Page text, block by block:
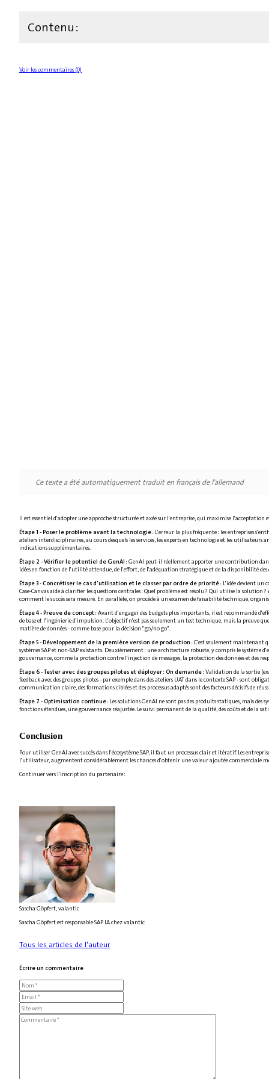
Contenu :
Voir les commentaires (0)
Ce texte a été automatiquement traduit en français de l'allemand
Il est essentiel d'adopter une approche structurée et axée sur l'entreprise, qui maximise l'acceptation
Étape 1 - Poser le problème avant la technologie : L'erreur la plus fréquente : les entreprises
ateliers interdisciplinaires, au cours desquels les services, les experts en technologie et les utilisateurs
indications supplémentaires.
Étape 2 - Vérifier le potentiel de GenAI :GenAI peut-il réellement apporter une contribution
idées en fonction de l'utilité attendue, de l'effort, de l'adéquation stratégique et de la disponibilité des
Étape 3 - Concrétiser le cas d'utilisation et le classer par ordre de priorité : L'idée devient un
Case-Canvas aide à clarifier les questions centrales : Quel problème est résolu ? Qui utilise la
comment le succès sera mesuré. En parallèle, on procède à un examen de faisabilité technique,
Étape 4 - Preuve de concept :Avant d'engager des budgets plus importants, il est recommandé
de base et l'ingénierie d'impulsion. L'objectif n'est pas seulement un test technique, mais la preuve
matière de données - comme base pour la décision "go/no go".
Étape 5 - Développement de la première version de production :C'est seulement maintenant
systèmes SAP et non-SAP existants. Deuxièmement : une architecture robuste, y compris le
gouvernance, comme la protection contre l'injection de messages, la protection des données et des
Étape 6 - Tester avec des groupes pilotes et déployer : On demande :Validation de la sortie
feedback avec des groupes pilotes - par exemple dans des ateliers UAT dans le contexte SAP - sont
communication claire, des formations ciblées et des processus adaptés sont des facteurs décisifs de
Étape 7 - Optimisation continue : Les solutions GenAI ne sont pas des produits statiques, mais des
fonctions étendues, une gouvernance réajustée. Le suivi permanent de la qualité, des coûts et de la
Conclusion
Pour utiliser GenAI avec succès dans l'écosystème SAP, il faut un processus clair et itératif. Les
l'utilisateur, augmentent considérablement les chances d'obtenir une valeur ajoutée commerciale
Continuer vers l'inscription du partenaire :
Sascha Göpfert, valantic
Sascha Göpfert est responsable SAP IA chez valantic
Tous les articles de l'auteur
Écrire un commentaire